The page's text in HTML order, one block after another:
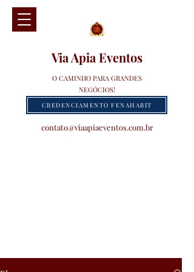
Via Apia Eventos
O CAMINHO PARA GRANDES
NEGÓCIOS!
contato@viaapiaeventos.com.br
CREDENCIAMENTO FENAHABIT